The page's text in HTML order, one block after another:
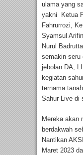
ulama yang
yakni Ketua
Fahrurrozi,
Syamsul
Nurul
semakin seru
jebolan DA,
kegiatan
ternama
Sahur Live di
Mereka akan
berdakwah
Nantikan
Maret 2023